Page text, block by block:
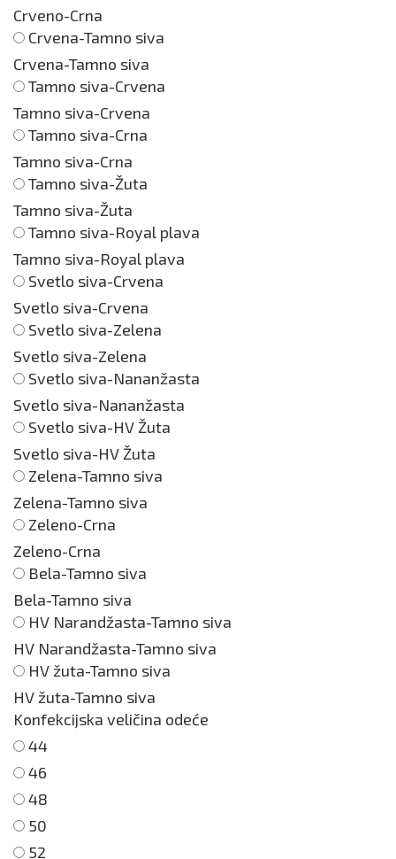
Crveno-Crna
Crvena-Tamno siva
Crvena-Tamno siva
Tamno siva-Crvena
Tamno siva-Crvena
Tamno siva-Crna
Tamno siva-Crna
Tamno siva-Žuta
Tamno siva-Žuta
Tamno siva-Royal plava
Tamno siva-Royal plava
Svetlo siva-Crvena
Svetlo siva-Crvena
Svetlo siva-Zelena
Svetlo siva-Zelena
Svetlo siva-Nananžasta
Svetlo siva-Nananžasta
Svetlo siva-HV Žuta
Svetlo siva-HV Žuta
Zelena-Tamno siva
Zelena-Tamno siva
Zeleno-Crna
Zeleno-Crna
Bela-Tamno siva
Bela-Tamno siva
HV Narandžasta-Tamno siva
HV Narandžasta-Tamno siva
HV žuta-Tamno siva
HV žuta-Tamno siva
Konfekcijska veličina odeće
44
46
48
50
52